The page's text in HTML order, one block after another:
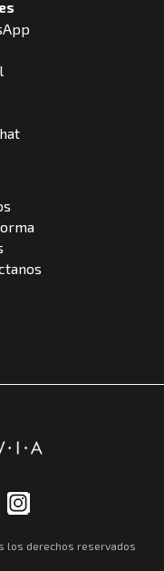
los derechos reservados